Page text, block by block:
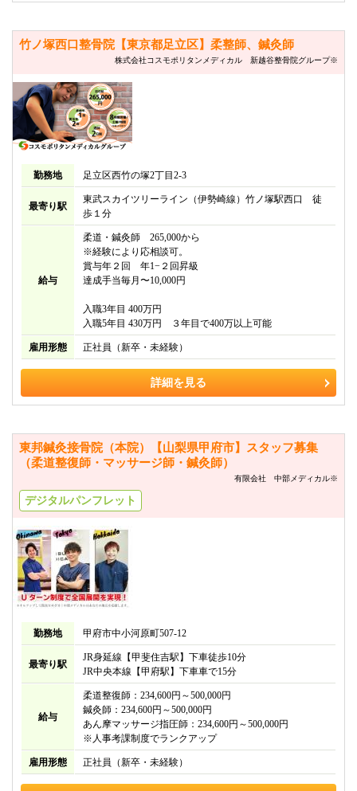
竹ノ塚西口整骨院【東京都足立区】柔整師、鍼灸師
株式会社コスモポリタンメディカル 新越谷整骨院グループ※
詳細を見る
勤務地 足立区西竹の塚2丁目2-3
最寄り駅
東武スカイツリーライン（伊勢崎線）竹ノ塚駅西口 徒
歩１分
給与
柔道・鍼灸師 265,000から
※経験により応相談可。
賞与年２回 年1−２回昇級
達成手当毎月〜10,000円
入職3年目 400万円
入職5年目 430万円 ３年目で400万以上可能
雇用形態 正社員（新卒・未経験）
東邦鍼灸接骨院（本院）【山梨県甲府市】スタッフ募集
（柔道整復師・マッサージ師・鍼灸師）
有限会社 中部メディカル※
デジタルパンフレット
勤務地 甲府市中小河原町507-12
最寄り駅
JR身延線【甲斐住吉駅】下車徒歩10分
JR中央本線【甲府駅】下車車で15分
給与
柔道整復師：234,600円～500,000円
鍼灸師：234,600円～500,000円
あん摩マッサージ指圧師：234,600円～500,000円
※人事考課制度でランクアップ
雇用形態 正社員（新卒・未経験）